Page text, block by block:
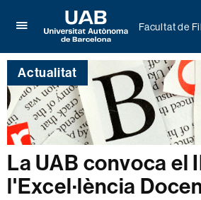
per
desplegar
el
menú
de
Facultat
de
Filosofia
i
Lletres
Universitat
Autònoma
de
Barcelona
Facultat de
Actualitat
La UAB convoca el
l'Excel·lència